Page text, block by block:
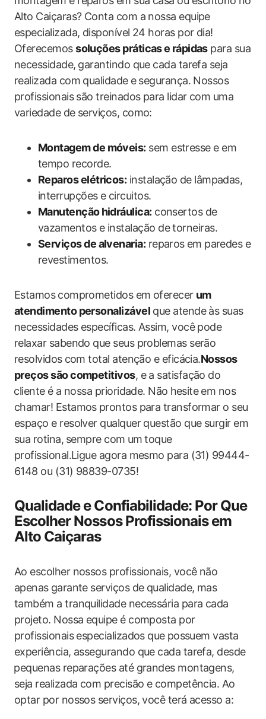
Alto Caiçaras? Conta com a nossa​ equipe
especializada, disponível 24‌ horas por dia!
Oferecemossoluções práticas e⁣ rápidas‌para sua
necessidade, ⁤garantindo que cada‍ tarefa seja
realizada com qualidade ⁤e segurança. Nossos
profissionais são treinados para lidar com uma
variedade de serviços,‍ como:
Montagem de móveis: sem estresse e em‌
tempo recorde.
Reparos elétricos: instalação de lâmpadas,​
interrupções e circuitos.
Manutenção⁢ hidráulica: consertos de
vazamentos‌ e instalação de torneiras.
Serviços de alvenaria: reparos ⁤em paredes ​e
revestimentos.
Estamos⁤ comprometidos em oferecer⁢ um
atendimento personalizávelque atende às suas
necessidades específicas. Assim, você‌ pode
‌relaxar sabendo que ‍seus​ problemas serão
resolvidos ⁤com total atenção‍ e eficácia.Nossos‍
preços são competitivos, e a satisfação do
⁣cliente é a nossa prioridade. Não ⁤hesite⁤ em nos⁢
chamar! Estamos⁢ prontos para‌ transformar o seu⁤
espaço e resolver‌ qualquer questão que surgir em
sua‌ rotina,⁢ sempre com⁤ um⁤ toque
profissional.Ligue agora mesmo ‍para ‍(31) 99444-
6148‍ ou (31) 98839-0735!
Qualidade e Confiabilidade: Por Que
Escolher Nossos Profissionais em
Alto Caiçaras
Ao escolher nossos​ profissionais, você ‌não
apenas⁢ garante serviços de qualidade, mas
também ​a ​tranquilidade necessária​ para cada⁢
projeto. Nossa equipe é composta por
profissionais ‍especializados que ⁢possuem vasta
experiência, assegurando que cada​ tarefa, desde
⁤pequenas ‍reparações até grandes montagens,
seja realizada com precisão e competência. Ao
optar por nossos serviços, você terá acesso a: